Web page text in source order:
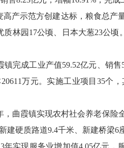
高产示范方创建达标，粮食总产
质林园17公顷、日本大葱23公
完成工业产值59.52亿元、销售
万元。实施工业项目35个
曲霞镇实现农村社会养老保险
建硬质路道9.4千米、新建桥梁6
年实现服务业增加值4.05亿元，